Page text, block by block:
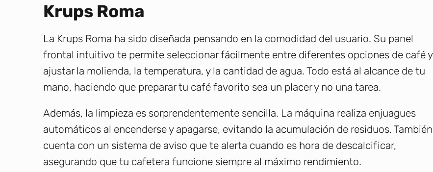
Krups Roma
La Krups Roma ha sido diseñada pensando en la comodidad del usuario. Su panel
frontal intuitivo te permite seleccionar fácilmente entre diferentes opciones de café y
ajustar la molienda, la temperatura, y la cantidad de agua. Todo está al alcance de tu
mano, haciendo que preparar tu café favorito sea un placer y no una tarea.
Además, la limpieza es sorprendentemente sencilla. La máquina realiza enjuagues
automáticos al encenderse y apagarse, evitando la acumulación de residuos. También
cuenta con un sistema de aviso que te alerta cuando es hora de descalcificar,
asegurando que tu cafetera funcione siempre al máximo rendimiento.